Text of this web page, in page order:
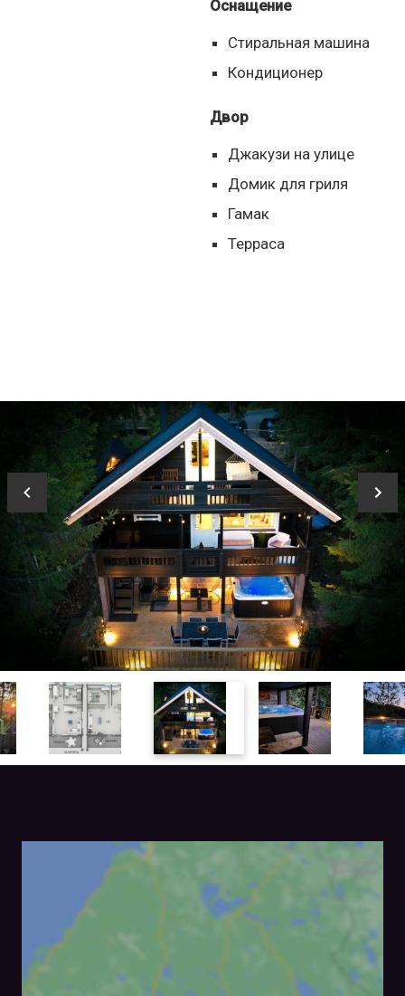
Оснащение
Стиральная машина
Кондиционер
Двор
Джакузи на улице
Домик для гриля
Гамак
Терраса